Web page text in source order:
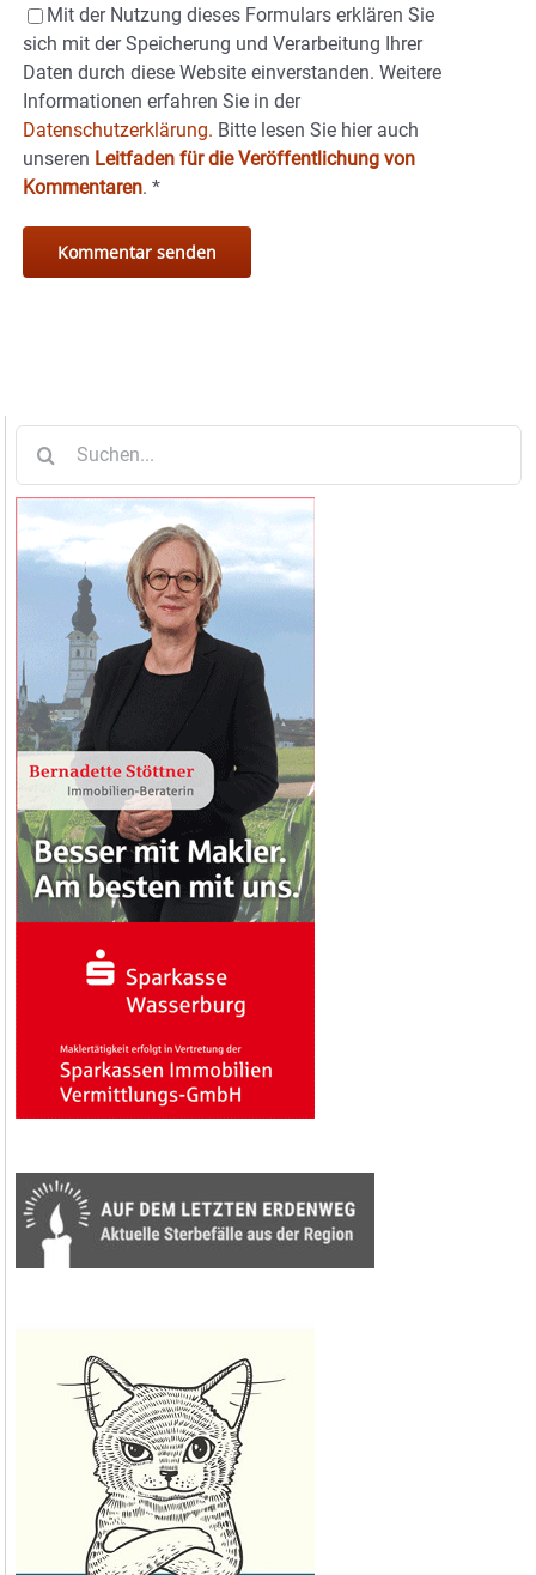
Mit der Nutzung dieses Formulars erklären Sie
sich mit der Speicherung und Verarbeitung Ihrer
Daten durch diese Website einverstanden. Weitere
Informationen erfahren Sie in der
Datenschutzerklärung. Bitte lesen Sie hier auch
unseren Leitfaden für die Veröffentlichung von
Kommentaren. *
nach: